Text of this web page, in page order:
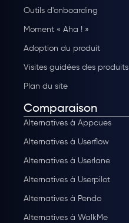
Outils d'onboarding
Moment « Aha ! »
Adoption du produit
Visites guidées des produits
Plan du site
Comparaison
Alternatives à Appcues
Alternatives à Userflow
Alternatives à Userlane
Alternatives à Userpilot
Alternatives à Pendo
Alternatives à WalkMe